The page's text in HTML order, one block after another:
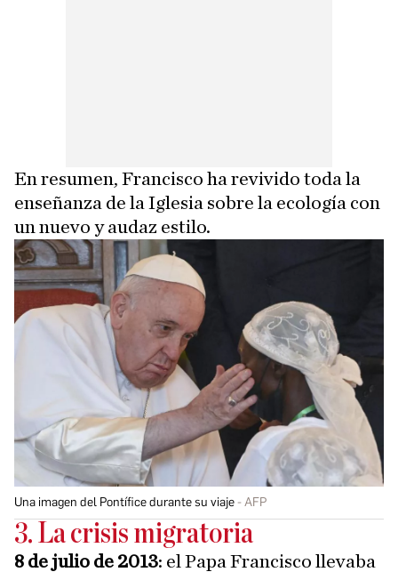
En resumen, Francisco ha revivido toda la
enseñanza de la Iglesia sobre la ecología con
un nuevo y audaz estilo.
Una imagen del Pontífice durante su viaje AFP
3. La crisis migratoria
8 de julio de 2013: el Papa Francisco llevaba